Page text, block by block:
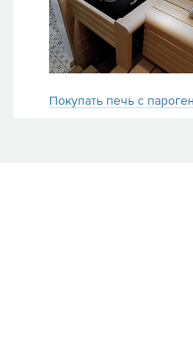
Покупать печь с